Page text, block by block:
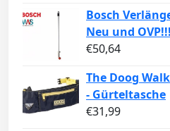
Bosch
Neu und OVP!!!
€50,64
The Doog
- Gürteltasche
€31,99